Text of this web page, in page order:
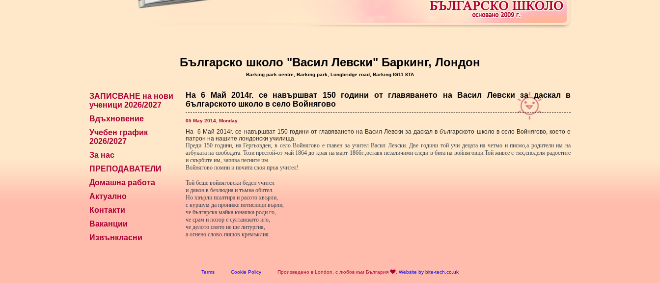
Българско школо "Васил Левски" Баркинг, Лондон
Barking park centre, Barking park, Longbridge road, Barking IG11 8TA
ЗАПИСВАНЕ на нови
ученици 2026/2027
Вдъхновение
Учебен график
2026/2027
За нас
ПРЕПОДАВАТЕЛИ
Домашна работа
Актуално
Контакти
Ваканции
Извънкласни
На 6 Май 2014г. се навършват 150 години от главяването на Васил Левски за даскал в
българското школо в село Войнягово
05 May 2014, Monday
На 6 Май 2014г. се навършват 150 години от главяването на Васил Левски за даскал в българското школо в село Войнягово, което е
патрон на нашите лондонски училища.
Преди 150 години, на Гергьовден, в село Войнягово е главен за учител Васил Левски. Две години той учи децата на четмо и писмо,а родители им на
азбуката на свободата. Този престой-от май 1864 до края на март 1866г.,оставя незаличими следи в бита на войняговци.Той живее с тях,споделя радостите
и скърбите им, запява песните им.
Войнягово помни и почита своя пръв учител!
Той беше войняговски беден учител
и дякон в безлюдна и тъмна обител.
Но хвърли псалтира и расото хвърли,
с куршум да прониже потисници върли,
че българска майка юнашка роди го,
че срам и позор е султанското иго,
че делото свято не ще литургия,
а огнено слово-пищов кремъклия.
Terms Cookie Policy Произведено в London, с любов към България . Website by bite-tech.co.uk